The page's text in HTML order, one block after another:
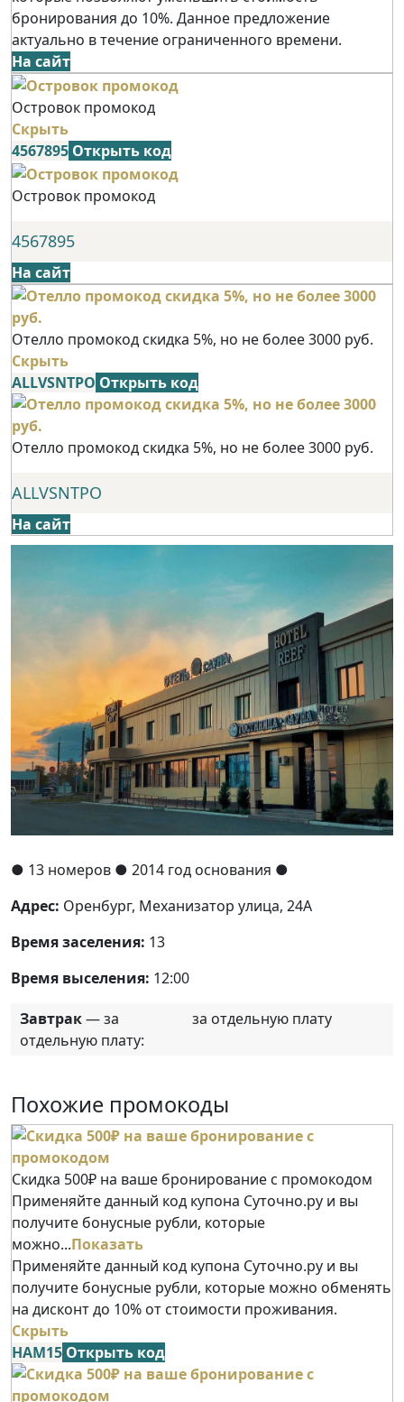
бронирования до 10%. Данное предложение
актуально в течение ограниченного времени.
На сайт
Островок промокод
Скрыть
4567895 Открыть код
Островок промокод
4567895
На сайт
Отелло промокод скидка 5%, но не более 3000 руб.
Скрыть
ALLVSNTPO Открыть код
Отелло промокод скидка 5%, но не более 3000 руб.
ALLVSNTPO
На сайт
● 13 номеров ● 2014 год основания ●
Адрес: Оренбург, Механизатор улица, 24А
Время заселения: 13
Время выселения: 12:00
Завтрак— за
отдельную плату:
за отдельную плату
Похожие промокоды
Скидка 500₽ на ваше бронирование с промокодом
Применяйте данный код купона Суточно.ру и вы
получите бонусные рубли, которые
можно...Показать
Применяйте данный код купона Суточно.ру и вы
получите бонусные рубли, которые можно обменять
на дисконт до 10% от стоимости проживания.
Скрыть
НАМ15 Открыть код